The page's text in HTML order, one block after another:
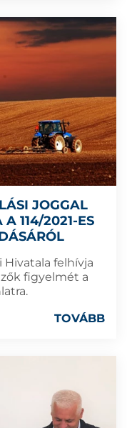
JOGGAL
114/2021-ES
felhívja
figyelmét a
TOVÁBB